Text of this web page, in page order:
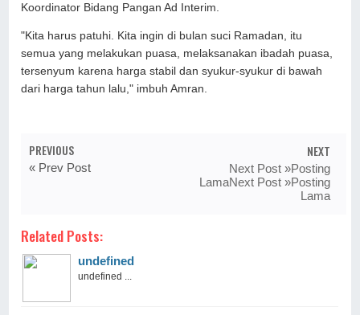
Koordinator Bidang Pangan Ad Interim.
"Kita harus patuhi. Kita ingin di bulan suci Ramadan, itu
semua yang melakukan puasa, melaksanakan ibadah puasa,
tersenyum karena harga stabil dan syukur-syukur di bawah
dari harga tahun lalu," imbuh Amran.
PREVIOUS
« Prev Post
NEXT
Next Post »Posting
LamaNext Post »Posting
Lama
Related Posts:
undefined
undefined ...